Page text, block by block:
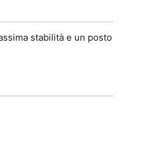
stabilità e un posto